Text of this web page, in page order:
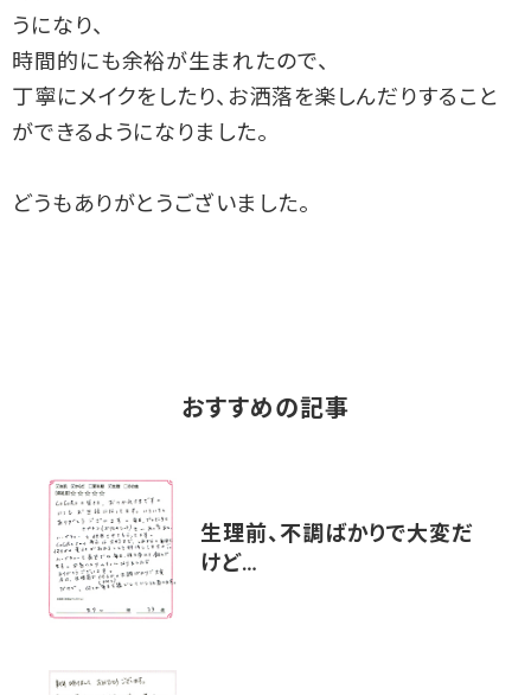
うになり、
時間的にも余裕が生まれたので、
丁寧にメイクをしたり、お洒落を楽しんだりすること
ができるようになりました。
どうもありがとうございました。
おすすめの記事
生理前、不調ばかりで大変だ
けど…